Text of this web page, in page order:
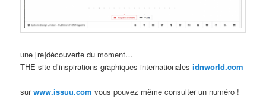
une [re]découverte du moment…
THE site d’inspirations graphiques internationalesidnworld.com
surwww.issuu.com vous pouvez même consulter un numéro !